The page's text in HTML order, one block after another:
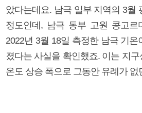
았다는데요. 남극 일부 지역의 3월
정도인데, 남극 동부 고원 콩고르
2022년 3월 18일 측정한 남극 기
졌다는 사실을 확인했죠. 이는 지
온도 상승 폭으로 그동안 유례가 없